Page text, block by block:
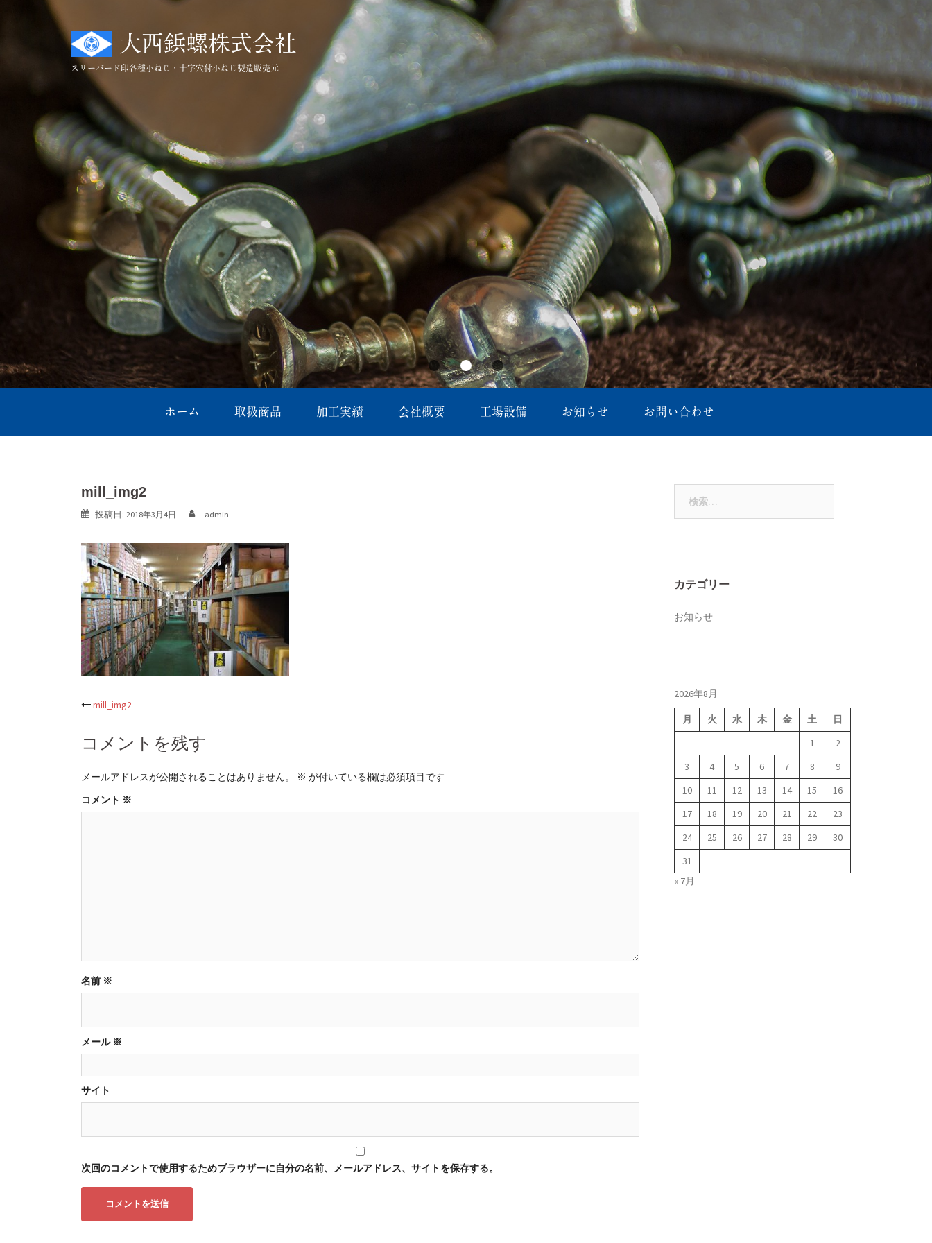
大西鋲螺株式会社
スリーバード印各種小ねじ・十字穴付小ねじ製造販売元
ホーム 取扱商品 加工実績 会社概要 工場設備 お知らせ お問い合わせ
mill_img2
投稿日: 2018年3月4日 admin
投
稿
ナ
ビ
ン
mill_img2
コメントを残す
メールアドレスが公開されることはありません。 ※ が付いている欄は必須項目です
コメント ※
名前 ※
メール ※
サイト
次回のコメントで使用するためブラウザーに自分の名前、メールアドレス、サイトを保存する。
カテゴリー
お知らせ
2026年8月
月 火 水 木 金 土
日
1
2
3
4 5 6 7 8
9
10
11 12 13 14 15
16
17
18 19 20 21 22
23
24
25 26 27 28 29
30
31
« 7月